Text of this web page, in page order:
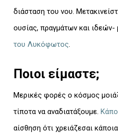
διάσταση του νου.
ουσίας, πραγμάτων και ιδεών-
του Λυκόφωτος.
Ποιοι είμαστε;
Μερικές φορές ο κόσμος
τίποτα να αναδιατάξουμε.
αίσθηση ότι χρειάζεσαι